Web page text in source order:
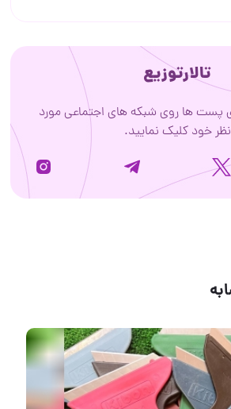
تالارتوزیع
پست ها روی شبکه های اجتماعی مورد
نظر خود کلیک نمایید.